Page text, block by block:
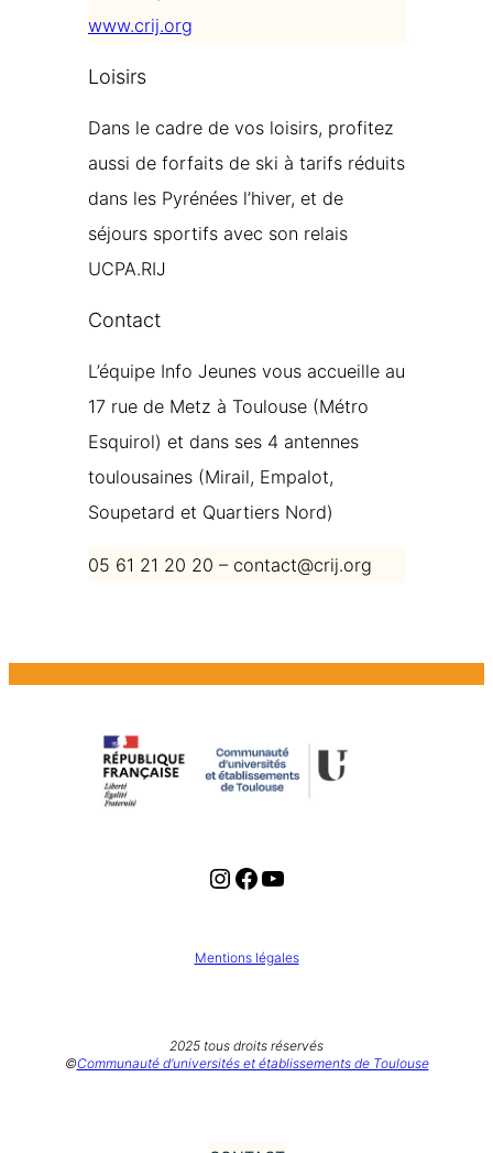
www.crij.org
Loisirs
Dans le cadre de vos loisirs, profitez
aussi de forfaits de ski à tarifs réduits
dans les Pyrénées l’hiver, et de
séjours sportifs avec son relais
UCPA.RIJ
Contact
L’équipe Info Jeunes vous accueille au
17 rue de Metz à Toulouse (Métro
Esquirol) et dans ses 4 antennes
toulousaines (Mirail, Empalot,
Soupetard et Quartiers Nord)
05 61 21 20 20 – contact@crij.org
Instagram Facebook YouTube
Mentions légales
2025 tous droits réservés
©Communauté d’universités et établissements de Toulouse